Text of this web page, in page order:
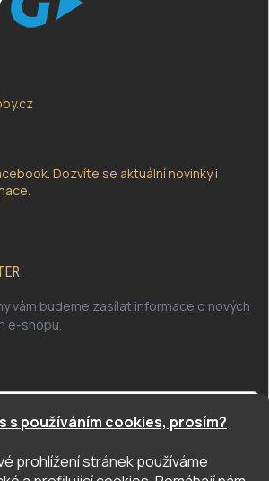
s používáním cookies, prosím?
prohlížení stránek používáme
Dozvíte se aktuální novinky i
vám budeme zasílat informace o nových
e-shopu.
jsem se seznámil/a se zásadami